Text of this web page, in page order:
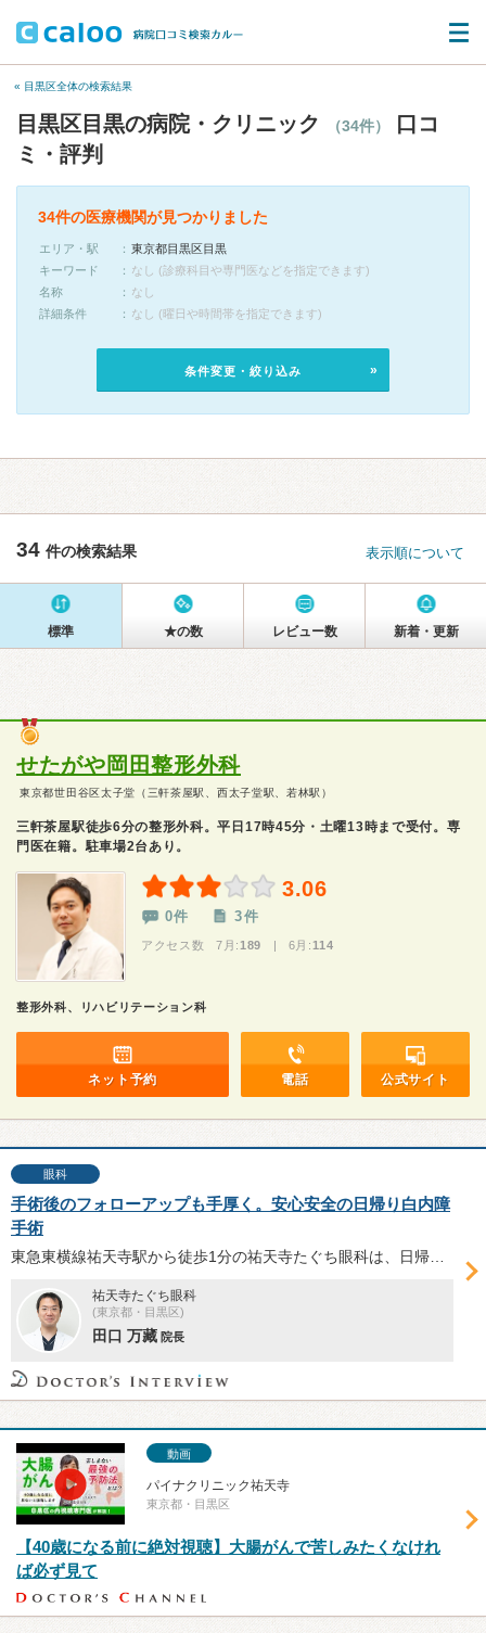
« 目黒区全体の検索結果
目黒区目黒の病院・クリニック （34件）
口コ
ミ・評判
34件の医療機関が見つかりました
エリア・駅
東京都目黒区目黒
キーワード
なし (診療科目や専門医などを指定できます)
名称
なし
詳細条件
なし (曜日や時間帯を指定できます)
条件変更・絞り込み
34 件の検索結果 表示順について
標準 ★の数 レビュー数 新着・更新
せたがや岡田整形外科
東京都世田谷区太子堂（三軒茶屋駅、西太子堂駅、若林駅）
三軒茶屋駅徒歩6分の整形外科。平日17時45分・土曜13時まで受付。専
門医在籍。駐車場2台あり。
3.06
0件 3件
アクセス数 7月: 189 | 6月: 114
整形外科、リハビリテーション科
ネット予約 電話 公式サイト
眼科
手術後のフォローアップも手厚く。安心安全の日帰り白内障
手術
祐天寺たぐち眼科
(東京都・目黒区)
田口 万藏 院長
動画
パイナクリニック祐天寺
東京都・目黒区
【40歳になる前に絶対視聴】大腸がんで苦しみたくなけれ
ば必ず見て